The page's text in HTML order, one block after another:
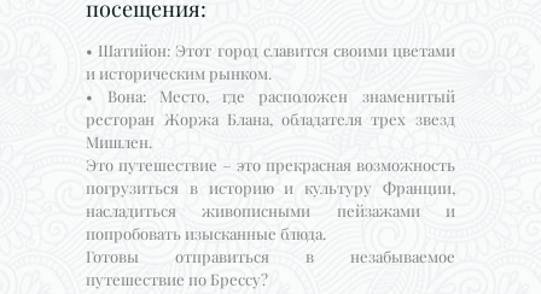
посещения:
• Шатийон: Этот город славится своими цветами
и историческим рынком.
• Вона: Место, где расположен знаменитый
ресторан Жоржа Блана, обладателя трех звезд
Мишлен.
Это путешествие – это прекрасная возможность
погрузиться в историю и культуру Франции,
насладиться живописными пейзажами и
попробовать изысканные блюда.
Готовы отправиться в незабываемое
путешествие по Брессу?